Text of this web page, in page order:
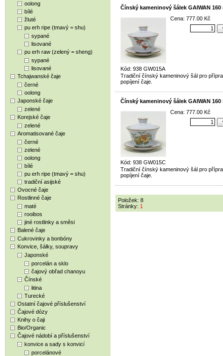
oolong
bílé
žluté
pu erh ripe (tmavý = shu)
sypané
lisované
pu erh raw (zelený = sheng)
sypané
lisované
Tchajwanské čaje
černé
oolong
Japonské čaje
zelené
Korejské čaje
zelené
Aromatisované čaje
černé
zelené
oolong
bílé
pu erh ripe (tmavý = shu)
tradiční asijské
Ovocné čaje
Rostlinné čaje
maté
rooibos
jiné rostlinky a směsi
Balené čaje
Cukrovinky a bonbóny
Konvice, šálky, soupravy
Japonské
porcelán a sklo
čajový obřad chanoyu
Čínské
litina
Turecké
Ostatní čajové příslušenství
Čajové dózy
Knihy o čaji
Bio/Organic
Čajové nádobí a příslušenství
konvice a sady s konvicí
porcelánové
Čínský kameninový šálek GAIWAN 160
Kód: 938 GW015A
Cena: 777.00 Kč
Tradiční čínský kameninový šál pro
popíjení čaje.
Čínský kameninový šálek GAIWAN 160
Kód: 938 GW015C
Cena: 777.00 Kč
Tradiční čínský kameninový šál pro
popíjení čaje.
Položek: 8
Stránky: 1